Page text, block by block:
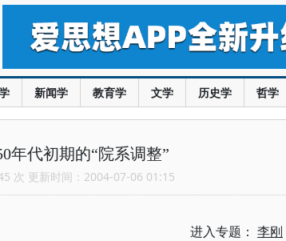
新闻学 教育学 文学 历史学 哲学
代初期的“院系调整”
次 更新时间：2004-07-06 01:15
进入专题： 李刚